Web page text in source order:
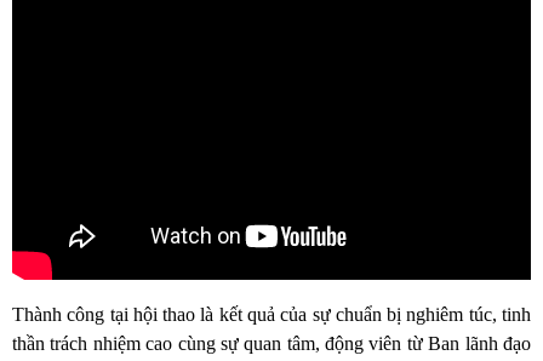
Thành công tại hội thao là kết quả của sự chuẩn bị nghiêm túc, tinh
thần trách nhiệm cao cùng sự quan tâm, động viên từ Ban lãnh đạo